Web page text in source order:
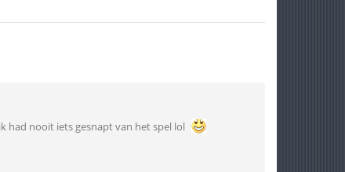
had nooit iets gesnapt van het spel lol